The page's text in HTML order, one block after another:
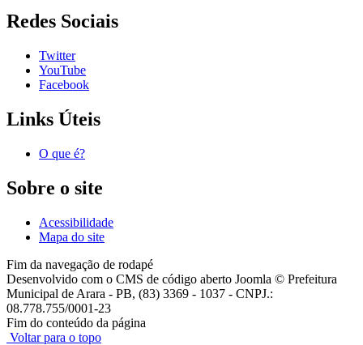
Redes Sociais
Twitter
YouTube
Facebook
Links Úteis
O que é?
Sobre o site
Acessibilidade
Mapa do site
Fim da navegação de rodapé
Desenvolvido com o CMS de código aberto Joomla © Prefeitura
Municipal de Arara - PB, (83) 3369 - 1037 - CNPJ.:
08.778.755/0001-23
Fim do conteúdo da página
Voltar para o topo